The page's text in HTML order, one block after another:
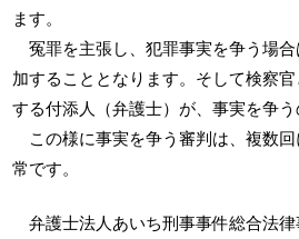
ます。
冤罪を主張し、犯罪事実を争う場
加することとなります。そして検察
する付添人（弁護士）が、事実を争う
この様に事実を争う審判は、複数
常です。
弁護士法人あいち刑事事件総合法